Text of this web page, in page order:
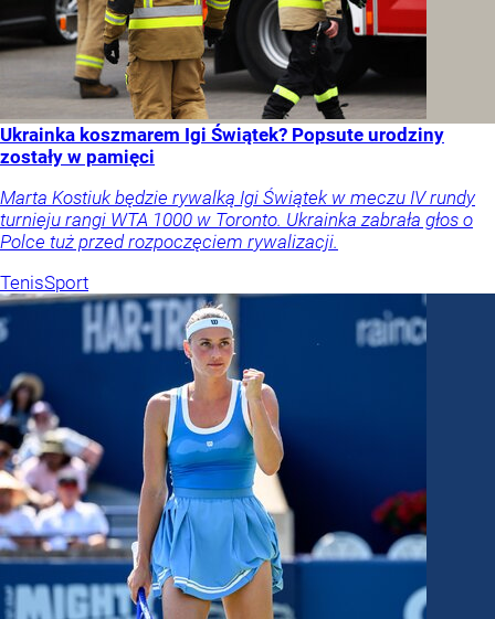
Ukrainka koszmarem Igi Świątek? Popsute urodziny
zostały w pamięci
Marta Kostiuk będzie rywalką Igi Świątek w meczu IV rundy
turnieju rangi WTA 1000 w Toronto. Ukrainka zabrała głos o
Polce tuż przed rozpoczęciem rywalizacji.
TenisSport